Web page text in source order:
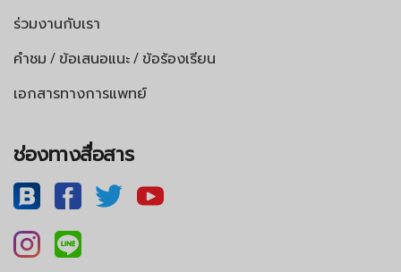
ร่วมงานกับเรา
คำชม / ข้อเสนอแนะ / ข้อร้องเรียน
เอกสารทางการแพทย์
ช่องทางสื่อสาร